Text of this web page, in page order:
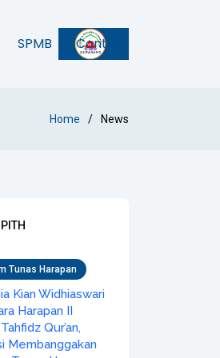
SPMB Contact
Home News
Tunas Harapan
Kian Widhiaswari
Harapan II
Qur’an,
Membanggakan